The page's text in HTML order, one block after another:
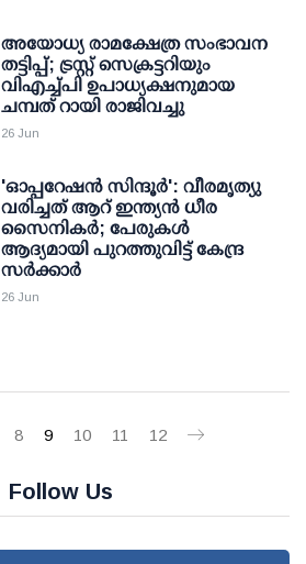
അയോധ്യ രാമക്ഷേത്ര സംഭാവന
തട്ടിപ്പ്; ട്രസ്റ്റ് സെക്രട്ടറിയും
വിഎച്ച്പി ഉപാധ്യക്ഷനുമായ
ചമ്പത് റായി രാജിവച്ചു
26 Jun
'ഓപ്പറേഷന്‍ സിന്ദൂര്‍': വീരമൃത്യു
വരിച്ചത് ആറ് ഇന്ത്യന്‍ ധീര
സൈനികര്‍; പേരുകള്‍
ആദ്യമായി പുറത്തുവിട്ട് കേന്ദ്ര
സര്‍ക്കാര്‍
26 Jun
8 9 10 11 12
Follow Us